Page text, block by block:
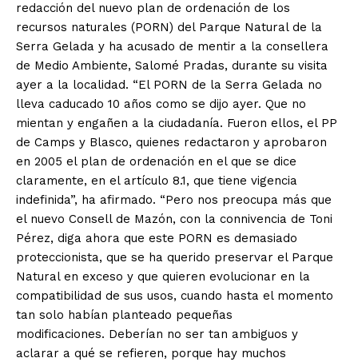
redacción del nuevo plan de ordenación de los
recursos naturales (PORN) del Parque Natural de la
Serra Gelada y ha acusado de mentir a la consellera
de Medio Ambiente, Salomé Pradas, durante su visita
ayer a la localidad. “El PORN de la Serra Gelada no
lleva caducado 10 años como se dijo ayer. Que no
mientan y engañen a la ciudadanía. Fueron ellos, el PP
de Camps y Blasco, quienes redactaron y aprobaron
en 2005 el plan de ordenación en el que se dice
claramente, en el artículo 8.1, que tiene vigencia
indefinida”, ha afirmado. “Pero nos preocupa más que
el nuevo Consell de Mazón, con la connivencia de Toni
Pérez, diga ahora que este PORN es demasiado
proteccionista, que se ha querido preservar el Parque
Natural en exceso y que quieren evolucionar en la
compatibilidad de sus usos, cuando hasta el momento
tan solo habían planteado pequeñas
modificaciones. Deberían no ser tan ambiguos y
aclarar a qué se refieren, porque hay muchos